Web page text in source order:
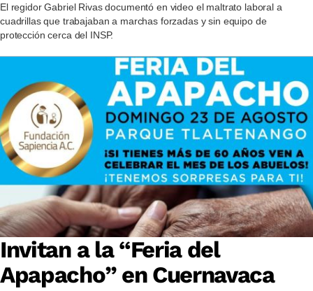
El regidor Gabriel Rivas documentó en video el maltrato laboral a
cuadrillas que trabajaban a marchas forzadas y sin equipo de
protección cerca del INSP.
Invitan a la “Feria del
Apapacho” en Cuernavaca